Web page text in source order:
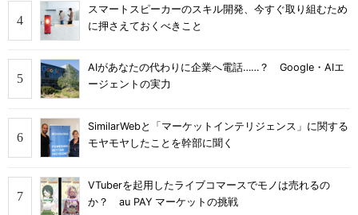
スマートスピーカーのスキル開発、今すぐ取り組むため
に押さえておくべきこと
AIがあなたの代わりに企業へ電話……？ Google・AIエ
ージェントの実力
SimilarWebと「マーケットインテリジェンス」に関する
モヤモヤしたことを幹部に聞く
VTuberを起用したライブコマースでモノは売れるの
か？ au PAY マーケットの挑戦